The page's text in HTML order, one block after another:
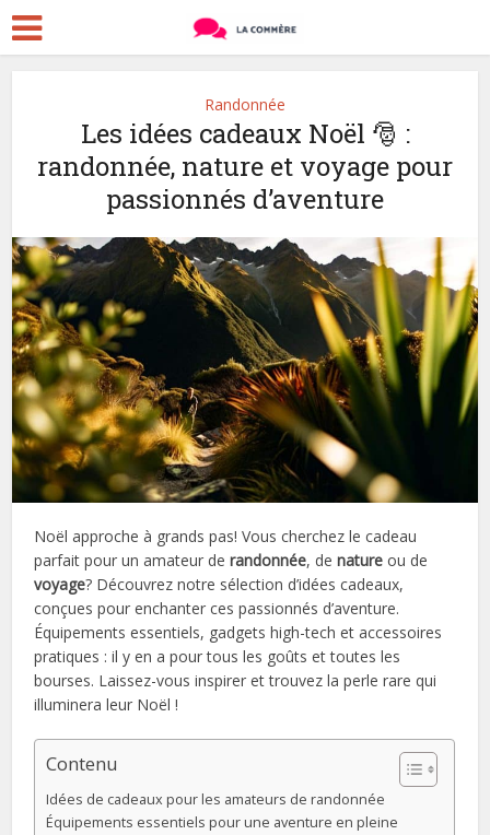
Randonnée
Les idées cadeaux Noël 🎅 :
randonnée, nature et voyage pour
passionnés d’aventure
Noël approche à grands pas! Vous cherchez le cadeau
parfait pour un amateur derandonnée, denature ou de
voyage? Découvrez notre sélection d’idées cadeaux,
conçues pour enchanter ces passionnés d’aventure.
Équipements essentiels, gadgets high-tech et accessoires
pratiques : il y en a pour tous les goûts et toutes les
bourses. Laissez-vous inspirer et trouvez la perle rare qui
illuminera leur Noël !
Contenu
Idées de cadeaux pour les amateurs de randonnée
Équipements essentiels pour une aventure en pleine